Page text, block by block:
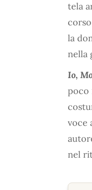
tela
la
nella
Io,
poco
voce
nel